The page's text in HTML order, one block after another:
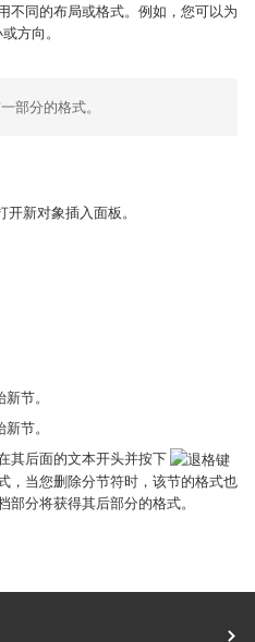
不同的布局或格式。例如，您可以为
方向。
部分的格式。
开新对象插入面板。
节。
节。
其后面的文本开头并按下
，当您删除分节符时，该节的格式也
分将获得其后部分的格式。